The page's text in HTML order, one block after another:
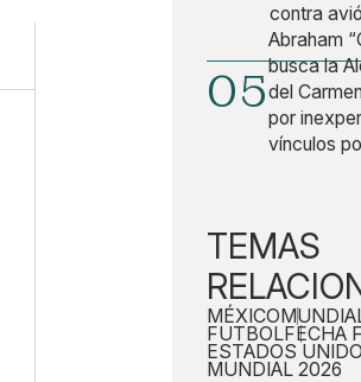
contra
05
Abraham
busca la
del
por
vínculos
TEMAS
MÉXICO
FUTBOLFECHA
ESTADOS
MUNDIAL 2026